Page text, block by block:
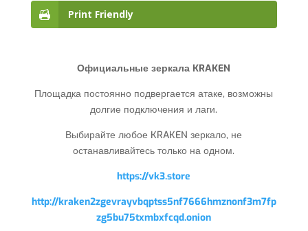
Print Friendly
Официальные зеркала KRAKEN
Площадка постоянно подвергается атаке, возможны
долгие подключения и лаги.
Выбирайте любое KRAKEN зеркало, не
останавливайтесь только на одном.
https://vk3.store
http://kraken2zgevrayvbqptss5nf7666hmznonf3m7fp
zg5bu75txmbxfcqd.onion